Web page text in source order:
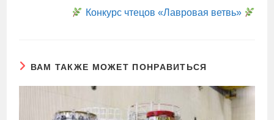
Конкурс чтецов «Лавровая ветвь»
ВАМ ТАКЖЕ МОЖЕТ ПОНРАВИТЬСЯ